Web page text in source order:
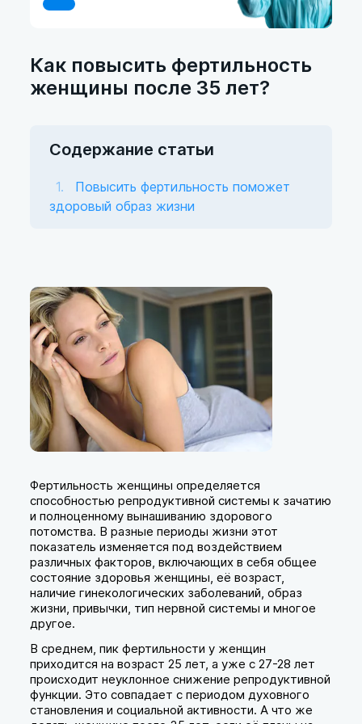
Как повысить фертильность
женщины после 35 лет?
Содержание статьи
Повысить фертильность поможет
здоровый образ жизни
Фертильность женщины определяется
способностью репродуктивной системы к зачатию
и полноценному вынашиванию здорового
потомства. В разные периоды жизни этот
показатель изменяется под воздействием
различных факторов, включающих в себя общее
состояние здоровья женщины, её возраст,
наличие гинекологических заболеваний, образ
жизни, привычки, тип нервной системы и многое
другое.
В среднем, пик фертильности у женщин
приходится на возраст 25 лет, а уже с 27-28 лет
происходит неуклонное снижение репродуктивной
функции. Это совпадает с периодом духовного
становления и социальной активности. А что же